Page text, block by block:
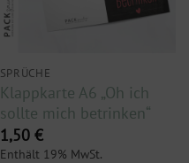
SPRÜCHE
Klappkarte A6 „Oh ich
sollte mich betrinken“
1,50 €
Enthält 19% MwSt.